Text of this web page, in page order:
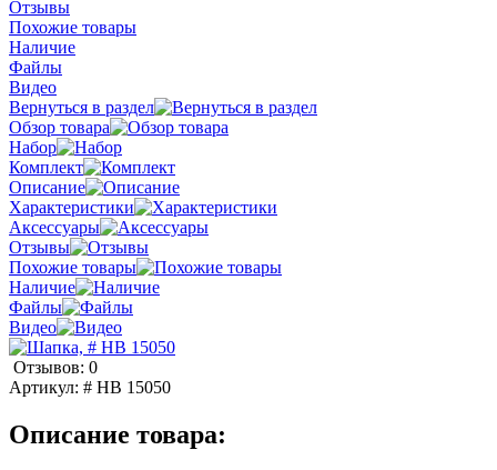
Отзывы
Похожие товары
Наличие
Файлы
Видео
Вернуться в раздел
Обзор товара
Набор
Комплект
Описание
Характеристики
Аксессуары
Отзывы
Похожие товары
Наличие
Файлы
Видео
Отзывов: 0
Артикул: # HB 15050
Описание товара: